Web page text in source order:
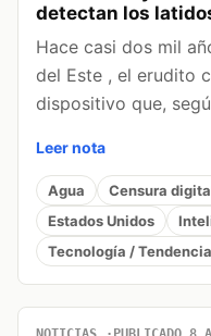
detectan los
Hace casi dos mil
del Este , el erudito
dispositivo que,
Leer nota
Agua Censura
Estados Unidos
Tecnología /